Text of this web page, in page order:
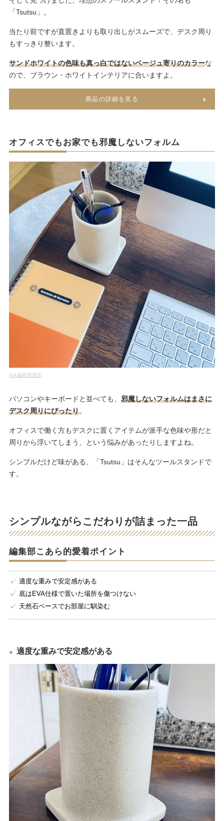
「Tsutsu」。
当たり前ですが直置きよりも取り出しがスムーズで、デスク周り
もすっきり整います。
サンドホワイトの色味も真っ白ではないベージュ寄りのカラーな
ので、ブラウン・ホワイトインテリアに合いますよ。
商品の詳細を見る
オフィスでもお家でも邪魔しないフォルム
folk編集部撮影
パソコンやキーボードと並べても、 邪魔しないフォルムはまさに
デスク周りにぴったり。
オフィスで働く方もデスクに置くアイテムが派手な色味や形だと
周りから浮いてしまう、という悩みがあったりしますよね。
シンプルだけど味がある、「Tsutsu」はそんなツールスタンドで
す。
シンプルながらこだわりが詰まった一品
編集部こあら的愛着ポイント
適度な重みで安定感がある
底はEVA仕様で置いた場所を傷つけない
天然石ベースでお部屋に馴染む
適度な重みで安定感がある